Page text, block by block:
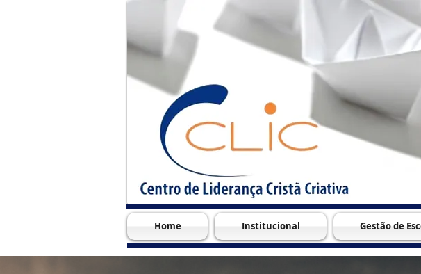
Home Institucional Gestão de